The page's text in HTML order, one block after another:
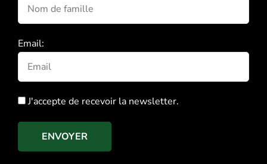
Email:
J'accepte de recevoir la newsletter.
ENVOYER